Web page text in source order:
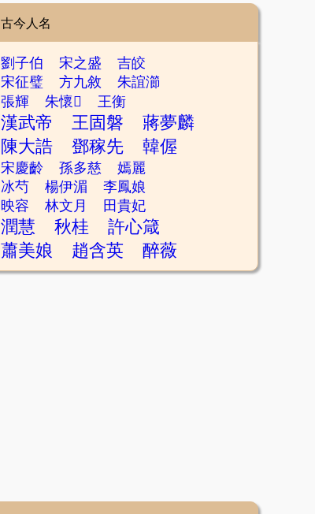
古今人名
劉子伯 宋之盛
吉皎
宋征璧
方九敘
朱誼瀄
張輝
朱懷𡈾 王衡
漢武帝 王固磐
蔣夢麟
陳大誥
鄧稼先 韓偓
宋慶齡 孫多慈
嫣麗
冰芍
楊伊湄
李鳳娘
映容
林文月 田貴妃
潤慧 秋桂
許心箴
蕭美娘
趙含英 醉薇